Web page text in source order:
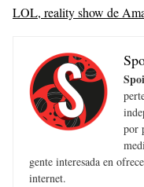
LOL, reality show de
por
gente interesada en
internet.